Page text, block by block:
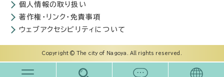
個人情報の取り扱い
著作権・リンク・免責事項
ウェブアクセシビリティについて
Copyright © The city of Nagoya. All rights reserved.